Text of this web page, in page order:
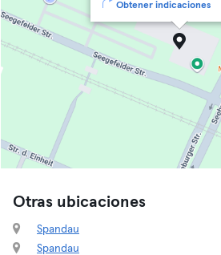
Obtener indicaciones
Otras ubicaciones
Spandau
Spandau